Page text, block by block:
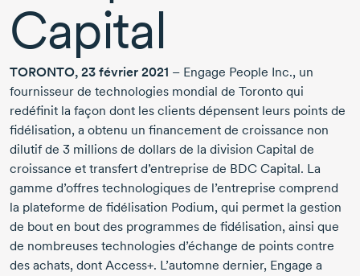
Capital
TORONTO, 23 février 2021 – Engage People Inc., un
fournisseur de technologies mondial de Toronto qui
redéfinit la façon dont les clients dépensent leurs points de
fidélisation, a obtenu un financement de croissance non
dilutif de 3 millions de dollars de la division Capital de
croissance et transfert d’entreprise de BDC Capital. La
gamme d’offres technologiques de l’entreprise comprend
la plateforme de fidélisation Podium, qui permet la gestion
de bout en bout des programmes de fidélisation, ainsi que
de nombreuses technologies d’échange de points contre
des achats, dont Access+. L’automne dernier, Engage a